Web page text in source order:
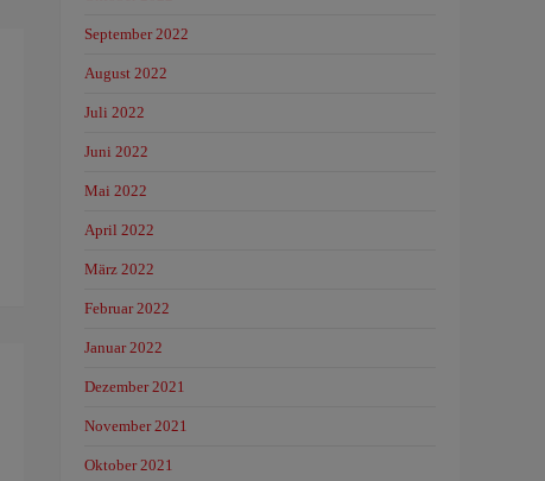
September 2022
August 2022
Juli 2022
Juni 2022
Mai 2022
April 2022
März 2022
Februar 2022
Januar 2022
Dezember 2021
November 2021
Oktober 2021